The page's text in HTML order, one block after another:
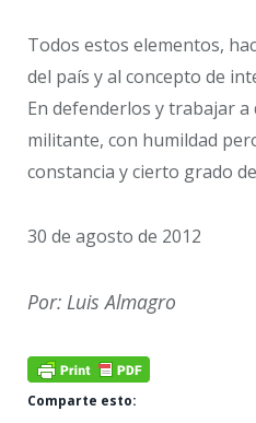
Todos estos elementos,
del país y al concepto de
En defenderlos y trabajar
militante, con humildad
constancia y cierto grado
30 de agosto de 2012
Por: Luis Almagro
Comparte esto: